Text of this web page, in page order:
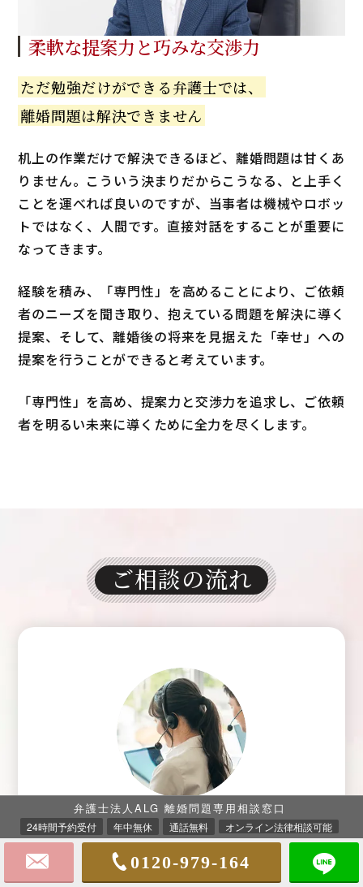
柔軟な提案力と巧みな交渉力
ただ勉強だけができる弁護士では、
離婚問題は解決できません
机上の作業だけで解決できるほど、離婚問題は甘くあ
りません。こういう決まりだからこうなる、と上手く
ことを運べれば良いのですが、当事者は機械やロボッ
トではなく、人間です。直接対話をすることが重要に
なってきます。
経験を積み、「専門性」を高めることにより、ご依頼
者のニーズを聞き取り、抱えている問題を解決に導く
提案、そして、離婚後の将来を見据えた「幸せ」への
提案を行うことができると考えています。
「専門性」を高め、提案力と交渉力を追求し、ご依頼
者を明るい未来に導くために全力を尽くします。
ご相談の流れ
01 お電話かメールにて
お問合わせください
まずはお電話かメールにてお問合わせください。
弁護士法人ALG 離婚問題専用相談窓口
24時間予約受付 年中無休 通話無料 オンライン法律相談可能
0120-979-164